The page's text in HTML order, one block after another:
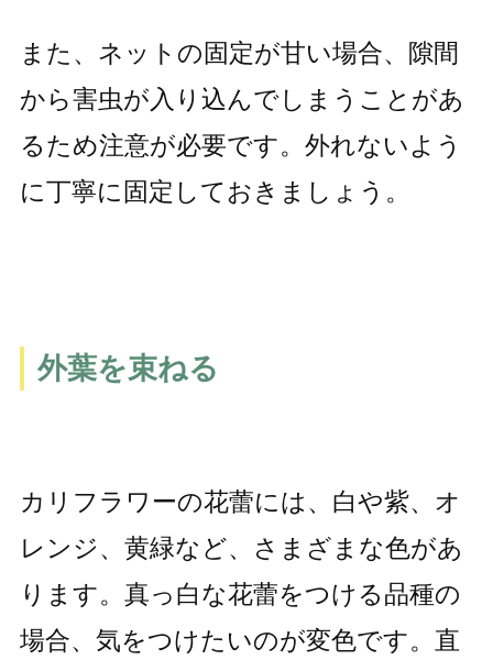
また、ネットの固定が甘い場合、隙間
から害虫が入り込んでしまうことがあ
るため注意が必要です。外れないよう
に丁寧に固定しておきましょう。
外葉を束ねる
カリフラワーの花蕾には、白や紫、オ
レンジ、黄緑など、さまざまな色があ
ります。真っ白な花蕾をつける品種の
場合、気をつけたいのが変色です。直